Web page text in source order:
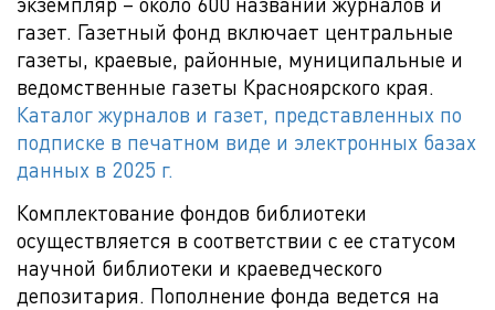
газет. Газетный фонд включает центральные
газеты, краевые, районные, муниципальные и
ведомственные газеты Красноярского края.
Каталог журналов и газет, представленных по
подписке в печатном виде и электронных базах
данных в 2025 г.
Комплектование фондов библиотеки
осуществляется в соответствии с ее статусом
научной библиотеки и краеведческого
депозитария. Пополнение фонда ведется на